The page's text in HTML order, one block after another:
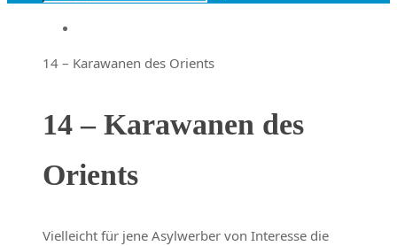
Suchen
Startseite
14 – Karawanen des Orients
14 – Karawanen des
Orients
Vielleicht für jene Asylwerber von Interesse die